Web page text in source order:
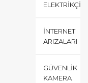
ELEKTRIKÇI
İNTERNET
ARIZALARI
GÜVENLIK
KAMERA